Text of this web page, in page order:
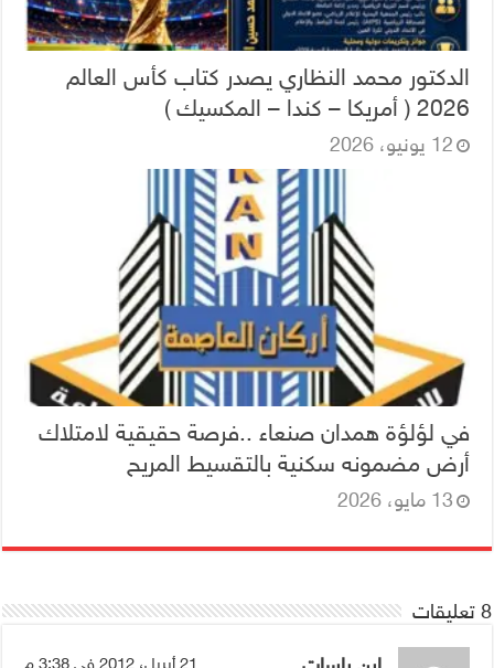
الدكتور محمد النظاري يصدر كتاب كأس العالم
2026 ( أمريكا – كندا – المكسيك )
12 يونيو، 2026
في لؤلؤة همدان صنعاء ..فرصة حقيقية لامتلاك
أرض مضمونه سكنية بالتقسيط المريح
13 مايو، 2026
8 تعليقات
21 أبريل، 2012 في 3:38 م